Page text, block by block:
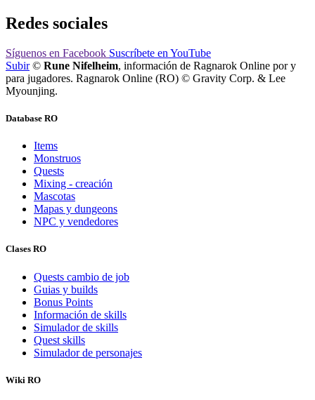
Redes sociales
Síguenos en Facebook Suscríbete en YouTube
Subir© Rune Nifelheim, información de Ragnarok Online por y
para jugadores. Ragnarok Online (RO) © Gravity Corp. & Lee
Myounjing.
Database RO
Items
Monstruos
Quests
Mixing - creación
Mascotas
Mapas y dungeons
NPC y vendedores
Clases RO
Quests cambio de job
Guias y builds
Bonus Points
Información de skills
Simulador de skills
Quest skills
Simulador de personajes
Wiki RO